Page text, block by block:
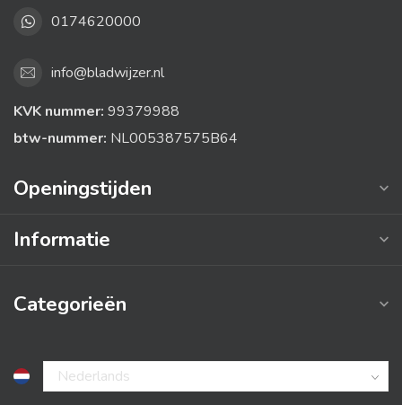
0174620000
info@bladwijzer.nl
KVK nummer: 99379988
btw-nummer: NL005387575B64
Openingstijden
Informatie
Categorieën